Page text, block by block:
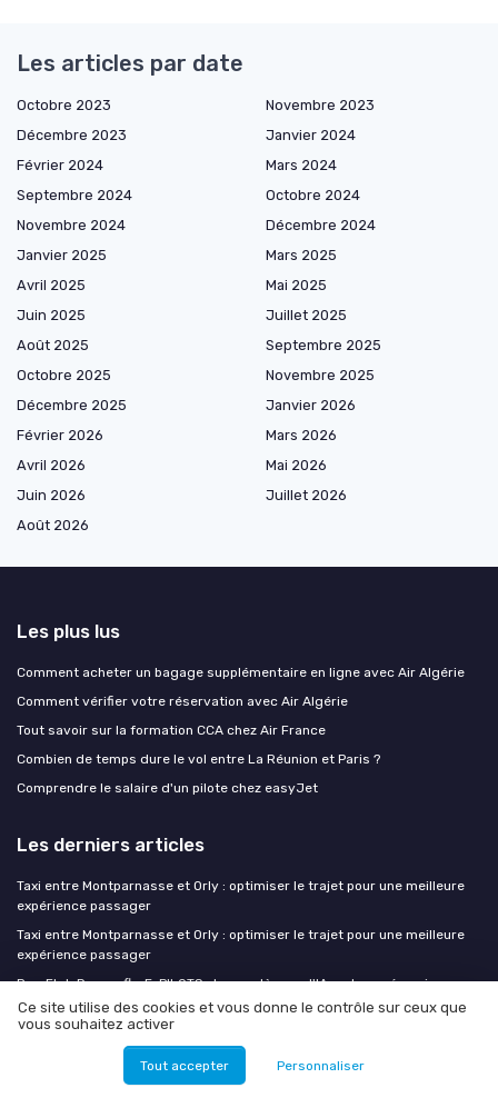
Les articles par date
Octobre 2023
Novembre 2023
Décembre 2023
Janvier 2024
Février 2024
Mars 2024
Septembre 2024
Octobre 2024
Novembre 2024
Décembre 2024
Janvier 2025
Mars 2025
Avril 2025
Mai 2025
Juin 2025
Juillet 2025
Août 2025
Septembre 2025
Octobre 2025
Novembre 2025
Décembre 2025
Janvier 2026
Février 2026
Mars 2026
Avril 2026
Mai 2026
Juin 2026
Juillet 2026
Août 2026
Les plus lus
Comment acheter un bagage supplémentaire en ligne avec Air Algérie
Comment vérifier votre réservation avec Air Algérie
Tout savoir sur la formation CCA chez Air France
Combien de temps dure le vol entre La Réunion et Paris ?
Comprendre le salaire d'un pilote chez easyJet
Les derniers articles
Taxi entre Montparnasse et Orly : optimiser le trajet pour une meilleure
expérience passager
Taxi entre Montparnasse et Orly : optimiser le trajet pour une meilleure
expérience passager
PureFlyt, Dragonfly, E-PILOTS : les systèmes d'IA embarquée qui
arrivent dans les cockpits
SAF en 2026 : filières de production, coûts réels et stratégies
d'approvisionnement pour les compagnies
Réduire le temps d’attente des taxis à ADP : enjeux cachés pour
Ce site utilise des cookies et vous donne le contrôle sur ceux que
vous souhaitez activer
Tout accepter Personnaliser